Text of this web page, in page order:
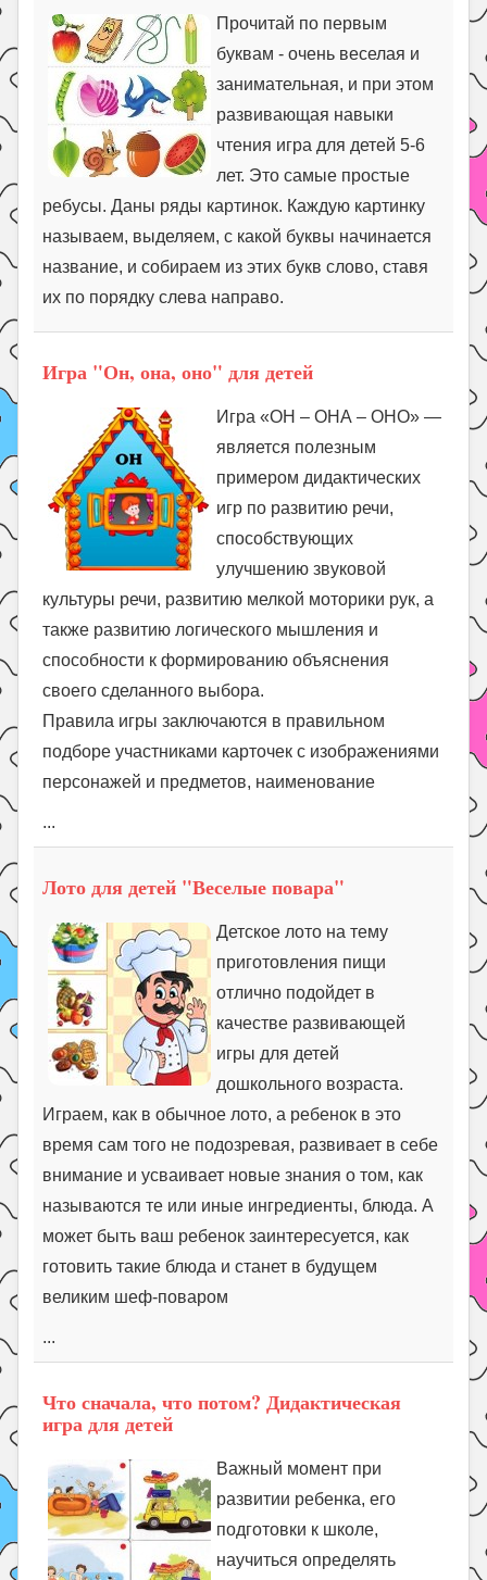
Прочитай по первым
буквам - очень веселая и
занимательная, и при этом
развивающая навыки
чтения игра для детей 5-6
лет. Это самые простые
ребусы. Даны ряды картинок. Каждую картинку
называем, выделяем, с какой буквы начинается
название, и собираем из этих букв слово, ставя
их по порядку слева направо.
Игра "Он, она, оно" для детей
Игра «ОН – ОНА – ОНО» —
является полезным
примером дидактических
игр по развитию речи,
способствующих
улучшению звуковой
культуры речи, развитию мелкой моторики рук, а
также развитию логического мышления и
способности к формированию объяснения
своего сделанного выбора.
Правила игры заключаются в правильном
подборе участниками карточек с изображениями
персонажей и предметов, наименование
...
Лото для детей "Веселые повара"
Детское лото на тему
приготовления пищи
отлично подойдет в
качестве развивающей
игры для детей
дошкольного возраста.
Играем, как в обычное лото, а ребенок в это
время сам того не подозревая, развивает в себе
внимание и усваивает новые знания о том, как
называются те или иные ингредиенты, блюда. А
может быть ваш ребенок заинтересуется, как
готовить такие блюда и станет в будущем
великим шеф-поваром
...
Что сначала, что потом? Дидактическая
игра для детей
Важный момент при
развитии ребенка, его
подготовки к школе,
научиться определять